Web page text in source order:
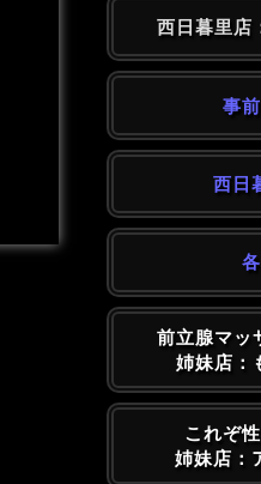
西日暮里店
事
西日
前立腺マッ
姉妹店：
これぞ
姉妹店：